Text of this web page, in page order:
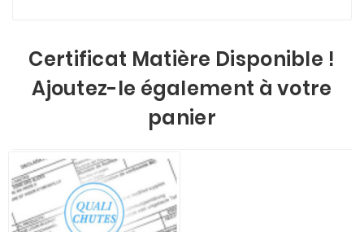
Certificat Matière Disponible !
Ajoutez-le également à votre
panier